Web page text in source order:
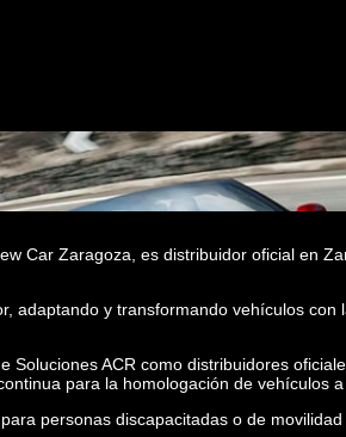
Car Zaragoza, es distribuidor oficial en
adaptando y transformando vehículos
ACR como distribuidores
para la homologación de vehículos
personas discapacitadas o de movilidad